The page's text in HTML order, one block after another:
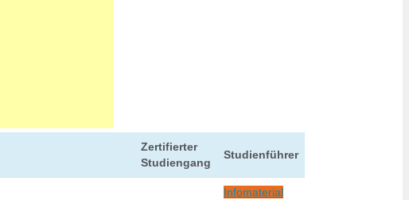
Zertifierter
Studiengang
Studienführer
Infomaterial